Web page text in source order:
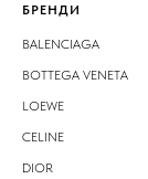
БРЕНДИ
BALENCIAGA
BOTTEGA VENETA
LOEWE
CELINE
DIOR